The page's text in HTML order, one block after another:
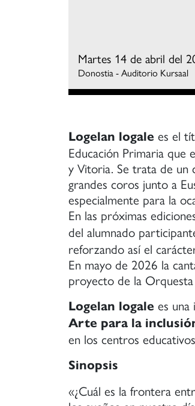
amateurs
aspiración
profesionales,
Martes 14 de abril del
Donostia - Auditorio Kursaal
Logelan logale es el
Educación Primaria que
y Vitoria. Se trata de un
grandes coros junto a
especialmente para la
En las próximas
del alumnado
reforzando así el
En mayo de 2026 la
proyecto de la Orquesta
Logelan logale es
Arte para la
en los centros
Sinopsis
«¿Cuál es la frontera